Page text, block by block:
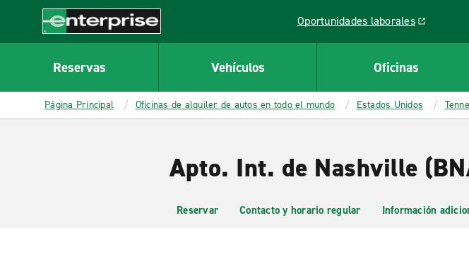
CONTENT
Enterprise
Oportunidades laborales
Link opens in a new window
Reservas Vehículos Oficinas
Página Principal Oficinas de alquiler de autos en todo el mundo Estados Unidos
Apto. Int. de Nashville
Reservar Contacto y horario regular Información